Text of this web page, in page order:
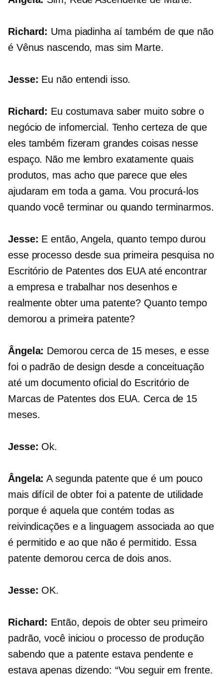
Richard: Uma piadinha aí também de que não
é Vênus nascendo, mas sim Marte.
Jesse: Eu não entendi isso.
Richard: Eu costumava saber muito sobre o
negócio de infomercial. Tenho certeza de que
eles também fizeram grandes coisas nesse
espaço. Não me lembro exatamente quais
produtos, mas acho que parece que eles
ajudaram em toda a gama. Vou procurá-los
quando você terminar ou quando terminarmos.
Jesse: E então, Angela, quanto tempo durou
esse processo desde sua primeira pesquisa no
Escritório de Patentes dos EUA até encontrar
a empresa e trabalhar nos desenhos e
realmente obter uma patente? Quanto tempo
demorou a primeira patente?
Ângela: Demorou cerca de 15 meses, e esse
foi o padrão de design desde a conceituação
até um documento oficial do Escritório de
Marcas de Patentes dos EUA. Cerca de 15
meses.
Jesse: Ok.
Ângela: A segunda patente que é um pouco
mais difícil de obter foi a patente de utilidade
porque é aquela que contém todas as
reivindicações e a linguagem associada ao que
é permitido e ao que não é permitido. Essa
patente demorou cerca de dois anos.
Jesse: OK.
Richard: Então, depois de obter seu primeiro
padrão, você iniciou o processo de produção
sabendo que a patente estava pendente e
estava apenas dizendo: “Vou seguir em frente.